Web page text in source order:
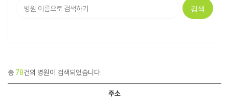
검색
총 78건의 병원이 검색되었습니다.
주소